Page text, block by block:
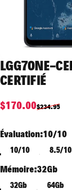
LGG7ONE-
CERTIFIÉ
Prix promotionnel
$170.00
Prix habituel
$234.95
Évaluation
Évaluation:10/10
10/10 8.5/10
Mémoire
Mémoire:32Gb
32Gb 64Gb